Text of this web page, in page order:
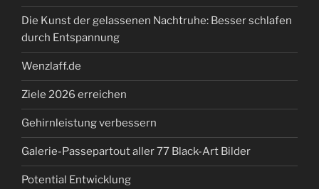
Die Kunst der gelassenen Nachtruhe: Besser schlafen
durch Entspannung
Wenzlaff.de
Ziele 2026 erreichen
Gehirnleistung verbessern
Galerie-Passepartout aller 77 Black-Art Bilder
Potential Entwicklung